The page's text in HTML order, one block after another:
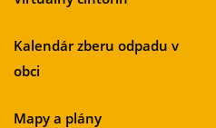
Kalendár zberu odpadu v
obci
Mapy a plány